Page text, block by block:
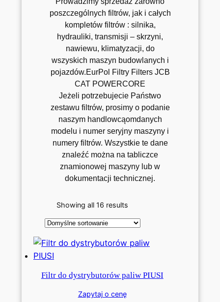
poszczególnych filtrów, jak i całych
kompletów filtrów : silnika,
hydrauliki, transmisji – skrzyni,
nawiewu, klimatyzacji, do
wszyskich maszyn budowlanych i
pojazdów.EurPol Filtry Filters JCB
CAT POWERCORE
Jeżeli potrzebujecie Państwo
zestawu filtrów, prosimy o podanie
naszym handlowcąomdanych
modelu i numer seryjny maszyny i
numery filtrów. Wszystkie te dane
znaleźć można na tabliczce
znamionowej maszyny lub w
dokumentacji technicznej.
Showing all 16 results
Filtr do dystrybutorów paliw PIUSI
Zapytaj o cenę